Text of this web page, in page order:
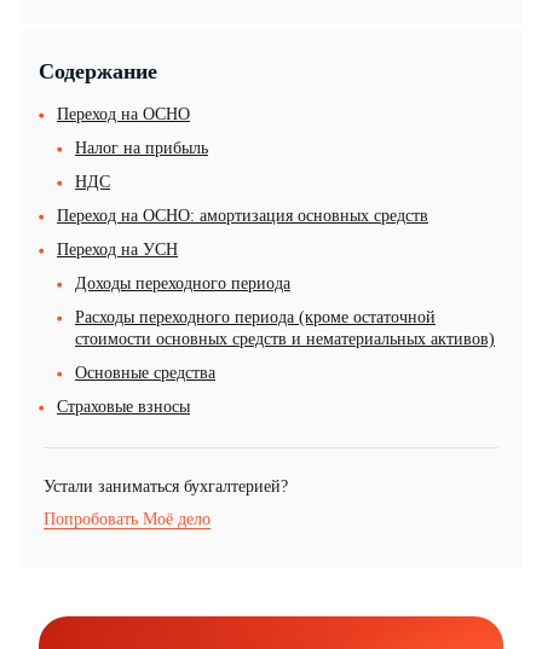
Содержание
Переход на ОСНО
Налог на прибыль
НДС
Переход на ОСНО: амортизация основных средств
Переход на УСН
Доходы переходного периода
Расходы переходного периода (кроме остаточной
стоимости основных средств и нематериальных активов)
Основные средства
Страховые взносы
Устали заниматься бухгалтерией?
Попробовать Моё дело